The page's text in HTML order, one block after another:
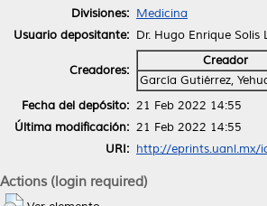
Divisiones: Medicina
Usuario depositante: Dr. Hugo Enrique Solis
Creadores:
Creador
García Gutiérrez,
Fecha del depósito: 21 Feb 2022 14:55
Última modificación: 21 Feb 2022 14:55
URI: http://eprints.uanl.mx/
Actions (login required)